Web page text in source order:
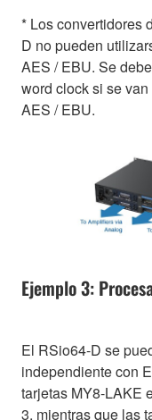
* Los convertidores
D no pueden
AES / EBU. Se
word clock si se
AES / EBU.
Ejemplo 3:
El RSio64-D se
independiente con
tarjetas MY8-LAKE
3, mientras que las